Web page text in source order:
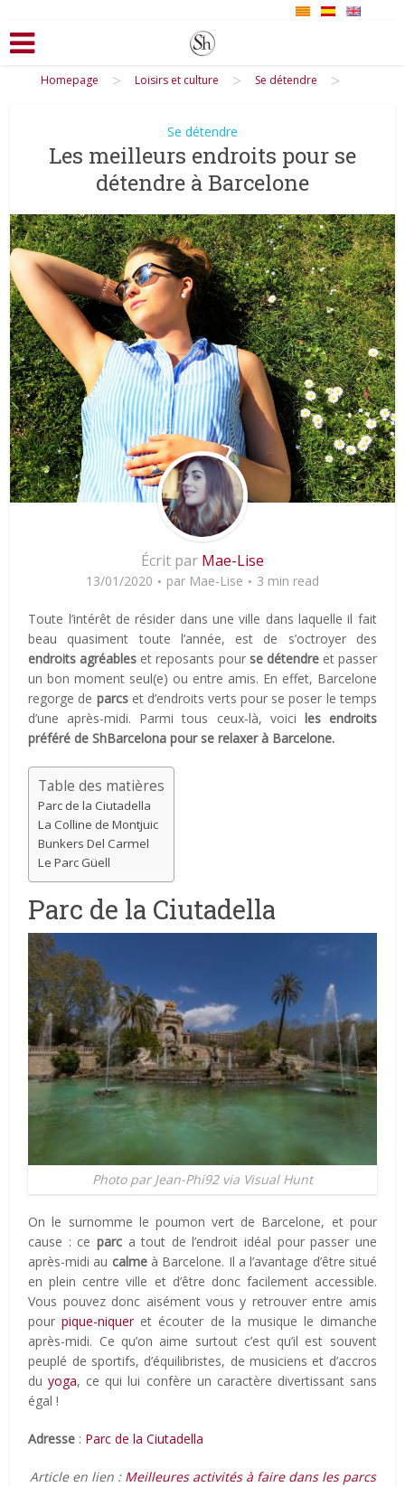
Homepage > Loisirs et culture > Se détendre >
Se détendre
Les meilleurs endroits pour se
détendre à Barcelone
Écrit par Mae-Lise
13/01/2020 par Mae-Lise 3 min read
Toute l’intérêt de résider dans une ville dans laquelle il fait
beau quasiment toute l’année, est de s’octroyer des
endroits agréables et reposants pour se détendreet passer
un bon moment seul(e) ou entre amis. En effet, Barcelone
regorge de parcset d’endroits verts pour se poser le temps
d’une après-midi. Parmi tous ceux-là, voici les endroits
préféré de ShBarcelona pour se relaxer à Barcelone.
Table des matières
Parc de la Ciutadella
La Colline de Montjuic
Bunkers Del Carmel
Le Parc Güell
Parc de la Ciutadella
Photo par Jean-Phi92 via Visual Hunt
On le surnomme le poumon vert de Barcelone, et pour
cause : ceparc a tout de l’endroit idéal pour passer une
après-midi au calmeà Barcelone. Il a l’avantage d’être situé
en plein centre ville et d’être donc facilement accessible.
Vous pouvez donc aisément vous y retrouver entre amis
pourpique-niqueret écouter de la musique le dimanche
après-midi. Ce qu’on aime surtout c’est qu’il est souvent
peuplé de sportifs, d’équilibristes, de musiciens et d’accros
duyoga, ce qui lui confère un caractère divertissant sans
égal !
Adresse : Parc de la Ciutadella
Article en lien : Meilleures activités à faire dans les parcs